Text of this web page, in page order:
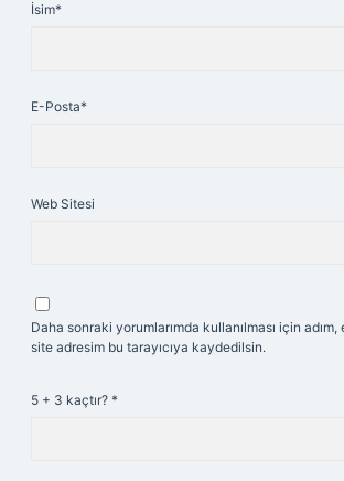
İsim*
E-Posta*
Web Sitesi
Daha sonraki yorumlarımda kullanılması için
site adresim bu tarayıcıya kaydedilsin.
5 + 3 kaçtır? *